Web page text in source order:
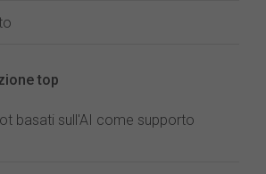
top
basati sull'AI come supporto